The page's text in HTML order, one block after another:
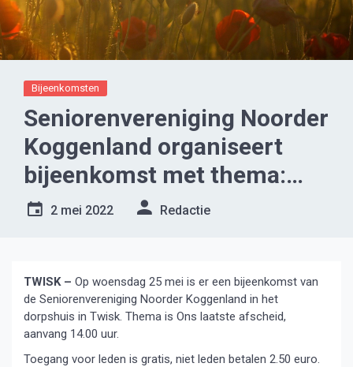
Bijeenkomsten
Seniorenvereniging Noorder
Koggenland organiseert
bijeenkomst met thema:
‘ons laatste afscheid’
2 mei 2022 Redactie
TWISK – Op woensdag 25 mei is er een bijeenkomst van
de Seniorenvereniging Noorder Koggenland in het
dorpshuis in Twisk. Thema is Ons laatste afscheid,
aanvang 14.00 uur.
Toegang voor leden is gratis, niet leden betalen 2.50 euro.